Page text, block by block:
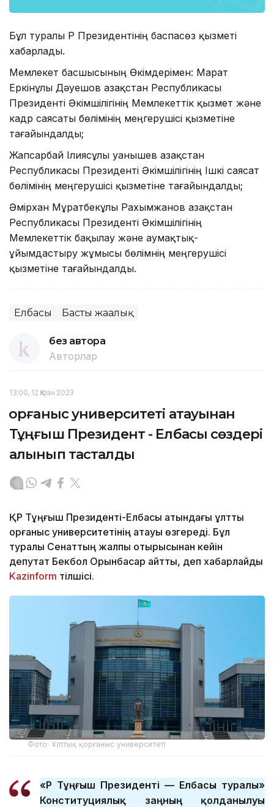
Бұл туралы ҚР Президентінің баспасөз қызметі
хабарлады.
Мемлекет басшысының Өкімдерімен: Марат
Еркінұлы Дәуешов Қазақстан Республикасы
Президенті Әкімшілігінің Мемлекеттік қызмет және
кадр саясаты бөлімінің меңгерушісі қызметіне
тағайындалды;
Жапсарбай Ілиясұлы Қуанышев Қазақстан
Республикасы Президенті Әкімшілігінің Ішкі саясат
бөлімінің меңгерушісі қызметіне тағайындалды;
Әмірхан Мұратбекұлы Рахымжанов Қазақстан
Республикасы Президенті Әкімшілігінің
Мемлекеттік бақылау және аумақтық-
ұйымдастыру жұмысы бөлімнің меңгерушісі
қызметіне тағайындалды.
Елбасы Басты жаңалық
без автора
Авторлар
13:00, 12 Қазан 2023
Қорғаныс университеті атауынан
Тұңғыш Президент - Елбасы сөздері
алынып тасталды
ҚР Тұңғыш Президенті-Елбасы атындағы ұлттық
қорғаныс университетінің атауы өзгереді. Бұл
туралы Сенаттың жалпы отырысынан кейін
депутат Бекбол Орынбасар айтты, деп хабарлайды
Kazinform тілшісі.
Фото: Ұлттық қорғаныс университеті
«ҚР Тұңғыш Президенті — Елбасы туралы»
Конституциялық заңның қолданылуы